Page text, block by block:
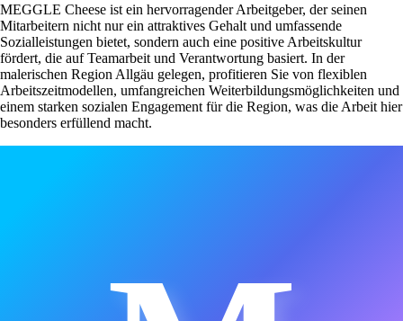
MEGGLE Cheese ist ein hervorragender Arbeitgeber, der seinen
Mitarbeitern nicht nur ein attraktives Gehalt und umfassende
Sozialleistungen bietet, sondern auch eine positive Arbeitskultur
fördert, die auf Teamarbeit und Verantwortung basiert. In der
malerischen Region Allgäu gelegen, profitieren Sie von flexiblen
Arbeitszeitmodellen, umfangreichen Weiterbildungsmöglichkeiten und
einem starken sozialen Engagement für die Region, was die Arbeit hier
besonders erfüllend macht.